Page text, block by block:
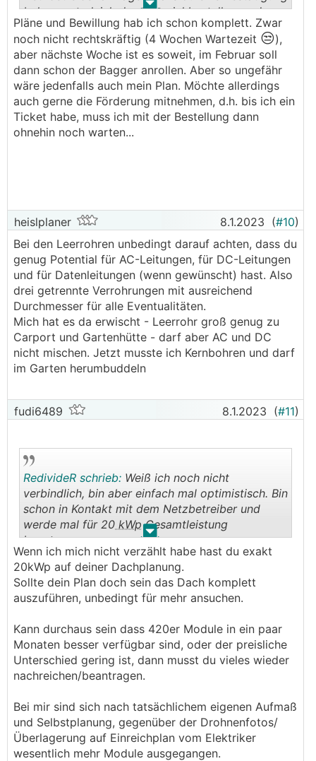
. .
bekommst gleich das Material bestellen, und
wenn das Rohbau/Dachgerüst steht die PV gleich
montieren. Umso früher umso besser.
Pläne und Bewillung hab ich schon komplett. Zwar
noch nicht rechtskräftig (4 Wochen Wartezeit 😒),
aber nächste Woche ist es soweit, im Februar soll
dann schon der Bagger anrollen. Aber so ungefähr
wäre jedenfalls auch mein Plan. Möchte allerdings
auch gerne die Förderung mitnehmen, d.h. bis ich ein
Ticket habe, muss ich mit der Bestellung dann
ohnehin noch warten...
heislplaner 8.1.2023 (#10)
Bei den Leerrohren unbedingt darauf achten, dass du
genug Potential für AC-Leitungen, für DC-Leitungen
und für Datenleitungen (wenn gewünscht) hast. Also
drei getrennte Verrohrungen mit ausreichend
Durchmesser für alle Eventualitäten.
Mich hat es da erwischt - Leerrohr groß genug zu
Carport und Gartenhütte - darf aber AC und DC
nicht mischen. Jetzt musste ich Kernbohren und darf
im Garten herumbuddeln
fudi6489 8.1.2023 (#11)
. .
RedivideR schrieb: Weiß ich noch nicht
verbindlich, bin aber einfach mal optimistisch. Bin
schon in Kontakt mit dem Netzbetreiber und
werde mal für 20 kWpGesamtleistung
beantragen.
Wenn ich mich nicht verzählt habe hast du exakt
20kWp auf deiner Dachplanung.
Sollte dein Plan doch sein das Dach komplett
auszuführen, unbedingt für mehr ansuchen.
Kann durchaus sein dass 420er Module in ein paar
Monaten besser verfügbar sind, oder der preisliche
Unterschied gering ist, dann musst du vieles wieder
nachreichen/beantragen.
Bei mir sind sich nach tatsächlichem eigenen Aufmaß
und Selbstplanung, gegenüber der Drohnenfotos/
Überlagerung auf Einreichplan vom Elektriker
wesentlich mehr Module ausgegangen.